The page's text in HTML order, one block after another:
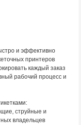
и эффективно
принтеров
каждый заказ
рабочий процесс и
струйные и
владельцев